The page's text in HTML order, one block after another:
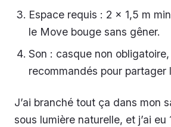
Espace requis : 2 × 1,5 m
le Move bouge sans gêner.
Son : casque non
recommandés pour partager
J’ai branché tout ça dans mon
sous lumière naturelle, et j’ai eu